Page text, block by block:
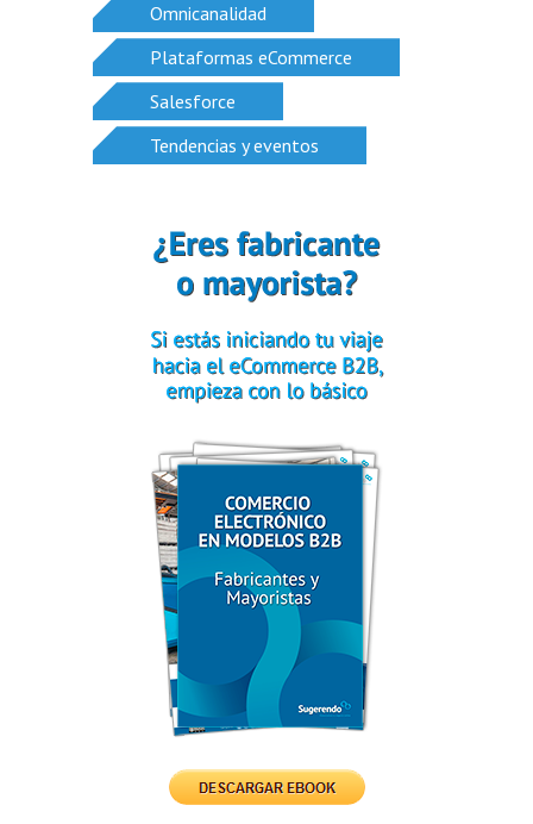
Omnicanalidad
Plataformas eCommerce
Salesforce
Tendencias y eventos